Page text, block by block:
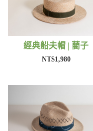
經典船夫帽 | 藺子
NT$1,980